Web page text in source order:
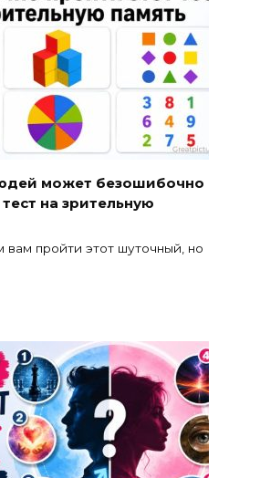
может безошибочно
на зрительную
вам пройти этот шуточный, но